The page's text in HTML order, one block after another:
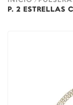
P. 2 ESTRELLAS